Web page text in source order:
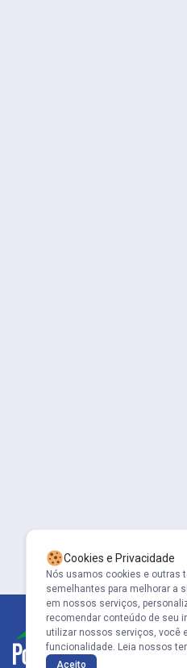
Cookies e Privacidade
Nós usamos cookies e outras
semelhantes para melhorar a
em nossos serviços,
recomendar conteúdo de seu
utilizar nossos serviços, você
funcionalidade. Leia nossos
Aceito